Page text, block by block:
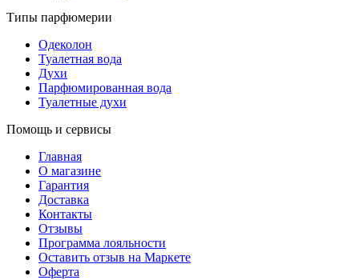
Типы парфюмерии
Одеколон
Туалетная вода
Духи
Парфюмированная вода
Туалетные духи
Помощь и сервисы
Главная
О магазине
Гарантия
Доставка
Контакты
Отзывы
Программа лояльности
Оставить отзыв на Маркете
Оферта